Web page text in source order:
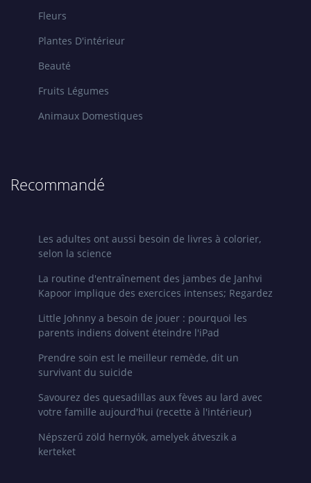
Fleurs
Plantes D'intérieur
Beauté
Fruits Légumes
Animaux Domestiques
Recommandé
Les adultes ont aussi besoin de livres à colorier,
selon la science
La routine d'entraînement des jambes de Janhvi
Kapoor implique des exercices intenses; Regardez
Little Johnny a besoin de jouer : pourquoi les
parents indiens doivent éteindre l'iPad
Prendre soin est le meilleur remède, dit un
survivant du suicide
Savourez des quesadillas aux fèves au lard avec
votre famille aujourd'hui (recette à l'intérieur)
Népszerű zöld hernyók, amelyek átveszik a
kerteket